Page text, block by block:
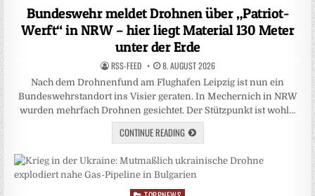
in
Bundeswehr meldet Drohnen über „Patriot-
Werft“ in NRW – hier liegt Material 130 Meter
unter der Erde
RSS-FEED 8. AUGUST 2026
Nach dem Drohnenfund am Flughafen Leipzig ist nun ein
Bundeswehrstandort ins Visier geraten. In Mechernich in NRW
wurden mehrfach Drohnen gesichtet. Der Stützpunkt ist wohl…
CONTINUE READING